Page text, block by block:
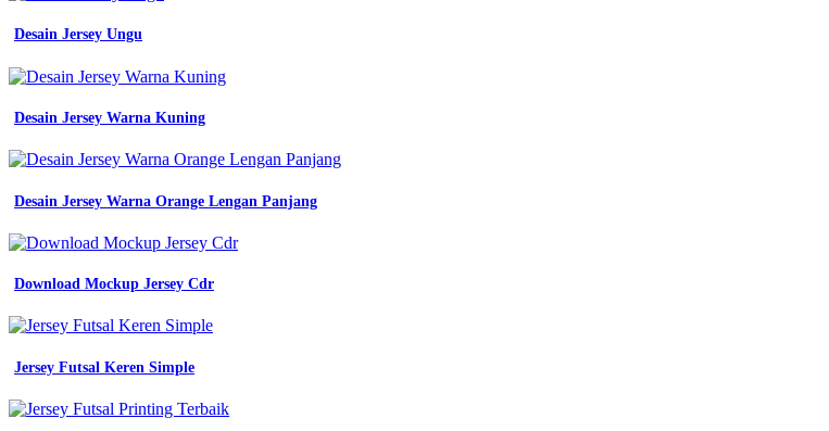
Desain Jersey Ungu
Desain Jersey Warna Kuning
Desain Jersey Warna Orange Lengan Panjang
Download Mockup Jersey Cdr
Jersey Futsal Keren Simple